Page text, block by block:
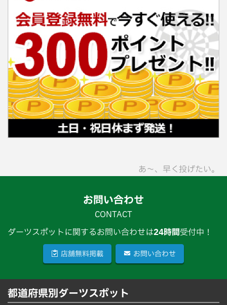
あ〜、早く投げたい。
お問い合わせ
CONTACT
ダーツスポットに関するお問い合わせは24時間受付中！
店舗無料掲載 お問い合わせ
都道府県別ダーツスポット